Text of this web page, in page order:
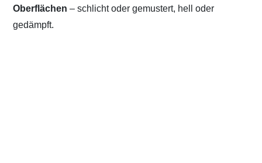
Oberflächen – schlicht oder gemustert, hell oder
gedämpft.